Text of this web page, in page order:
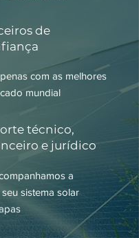
de
com as melhores
mundial
técnico,
e jurídico
a
sistema solar